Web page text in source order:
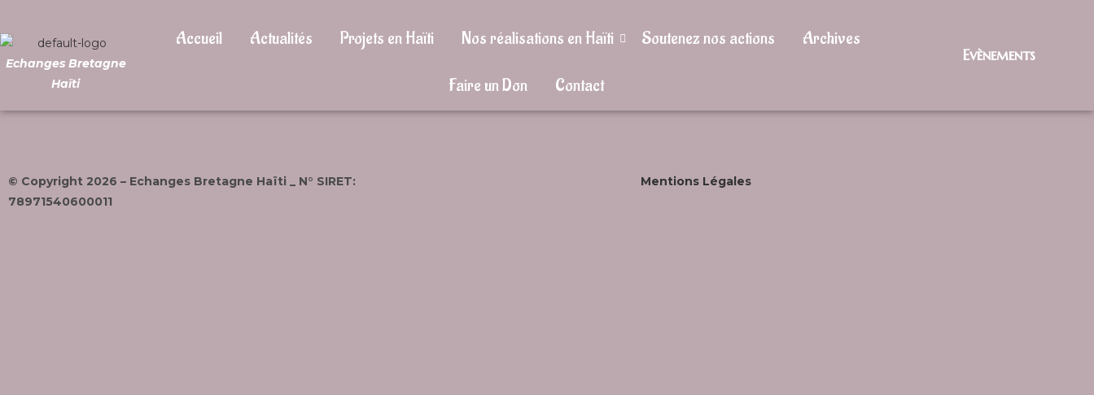
Echanges Bretagne
Haïti
Accueil Actualités Projets en Haïti Nos réalisations en Haïti Soutenez nos actions Archives
Faire un Don Contact
Evènements
© Copyright 2026 – Echanges Bretagne Haïti _ N° SIRET:
78971540600011
Mentions Légales